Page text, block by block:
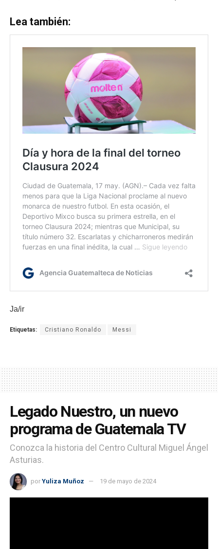
Lea también:
Ja/ir
Etiquetas: Cristiano Ronaldo Messi
Legado Nuestro, un nuevo
programa de Guatemala TV
Conozca la historia del Centro Cultural Miguel Ángel
Asturias.
por Yuliza Muñoz 19 de mayo de 2024